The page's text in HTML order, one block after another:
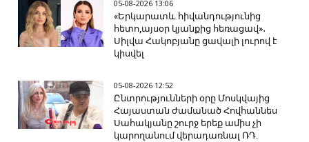
05-08-2026 13:06
«Երկարատև հիվանդությունից
հետո,այսօր կյանքից հեռացավ»․
Սիլվա Հակոբյանը ցավալի լուրով է
կիսվել
05-08-2026 12:52
Ընտրությունների օրը Մոսկվայից
Հայաստան ժամանած Հովհաննես
Սահակյանը շուրջ երեք ամիս չի
կարողանում վերադառնալ ՌԴ.